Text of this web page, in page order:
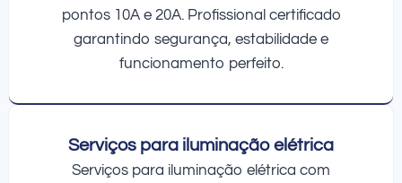
pontos 10A e 20A. Profissional certificado
garantindo segurança, estabilidade e
funcionamento perfeito.
Serviços para iluminação elétrica
Serviços para iluminação elétrica com